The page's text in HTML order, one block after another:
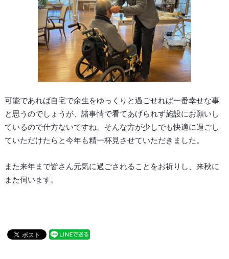
可能であれば自宅で余生をゆっくりと過ごせれば一番幸せな事
と思うのでしょうが、諸事情で看てあげられず施設にお願いし
ているので仕方ないですね。そんな方が少しでも快適に過ごし
ていただけたらと今年も精一杯見させていただきました。
また来年まで皆さん元気に過ごされることをお祈りし、来秋に
また伺います。